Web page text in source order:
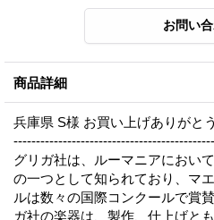
商品詳細
兵庫県 S様 お買い上げありがと
---------------------------------------------
グリガ社は、ルーマニアにおい
の一つとして知られており、マ
ルは数々の国際コンクールで賞
ガ社の楽器は、製作、仕上げと